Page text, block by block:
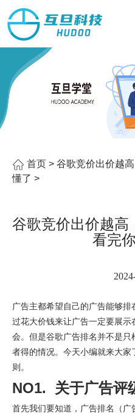
首页 > 谷歌竞价出价越
懂了 >
谷歌竞价出价越高
看完
广告主都希望自己的广告能够
过花大价钱来让广告一定要展
会。但是谷歌广告排名并不是
者得的情况。今天小编就来大
则。
NO1. 关于广告评
首先我们要知道，广告排名（